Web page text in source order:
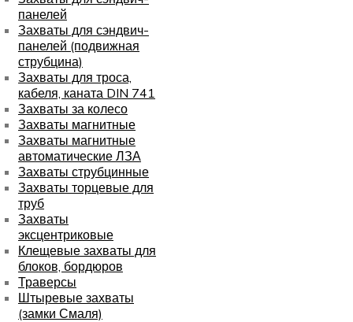
панелей
Захваты для сэндвич-
панелей (подвижная
струбцина)
Захваты для троса,
кабеля, каната DIN 741
Захваты за колесо
Захваты магнитные
Захваты магнитные
автоматические ЛЗА
Захваты струбцинные
Захваты торцевые для
труб
Захваты
эксцентриковые
Клещевые захваты для
блоков, бордюров
Траверсы
Штыревые захваты
(замки Смаля)